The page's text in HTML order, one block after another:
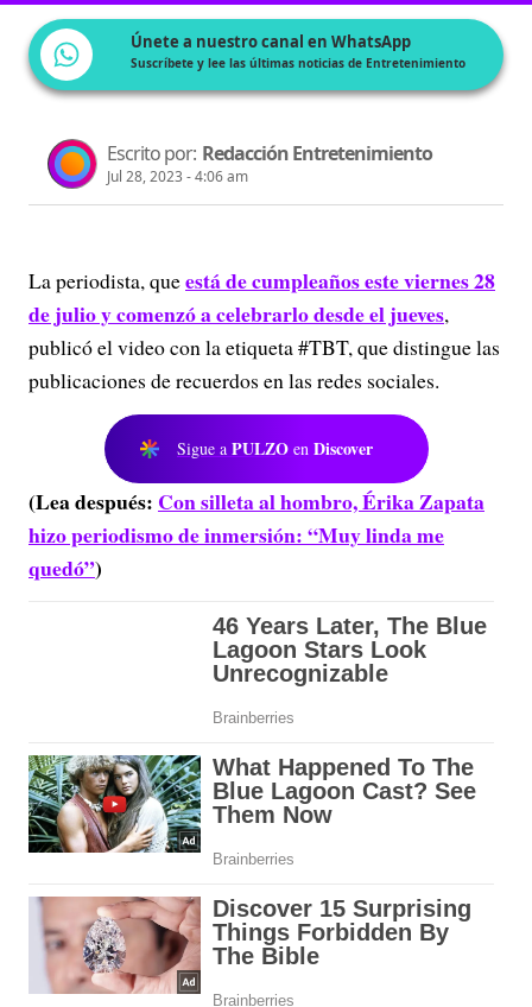
Únete a nuestro canal en WhatsApp
Suscríbete y lee las últimas noticias de Entretenimiento
Escrito por: Redacción Entretenimiento
Jul 28, 2023 - 4:06 am
La periodista, queestá de cumpleaños este viernes 28
de julio y comenzó a celebrarlo desde el jueves,
publicó el video con la etiqueta #TBT, que distingue las
publicaciones de recuerdos en las redes sociales.
Sigue a PULZO en Discover
(Lea después: Con silleta al hombro, Érika Zapata
hizo periodismo de inmersión: “Muy linda me
quedó”)